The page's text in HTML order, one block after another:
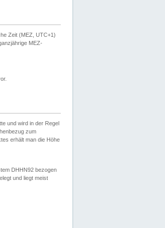
Zeit (MEZ, UTC+1)
MEZ-
und wird in der Regel
zum
erhält man die Höhe
DHHN92 bezogen
und liegt meist